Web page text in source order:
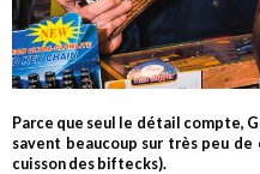
Parce que seul le détail compte,
savent beaucoup sur très peu
cuisson des biftecks).